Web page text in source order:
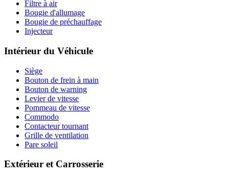
Filtre à air
Bougie d'allumage
Bougie de préchauffage
Injecteur
Intérieur du Véhicule
Siège
Bouton de frein à main
Bouton de warning
Levier de vitesse
Pommeau de vitesse
Commodo
Contacteur tournant
Grille de ventilation
Pare soleil
Extérieur et Carrosserie